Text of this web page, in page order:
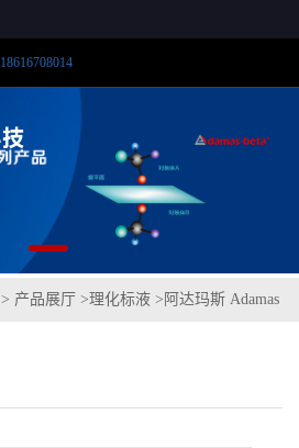
18616708014
> 产品展厅 >理化标液 > 阿达玛斯 Adamas